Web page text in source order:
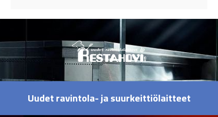
Uudet ravintola- ja suurkeittiölaitteet